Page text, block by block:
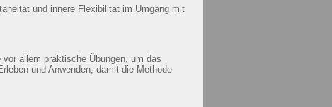
und innere Flexibilität im Umgang mit
allem praktische Übungen, um das
und Anwenden, damit die Methode